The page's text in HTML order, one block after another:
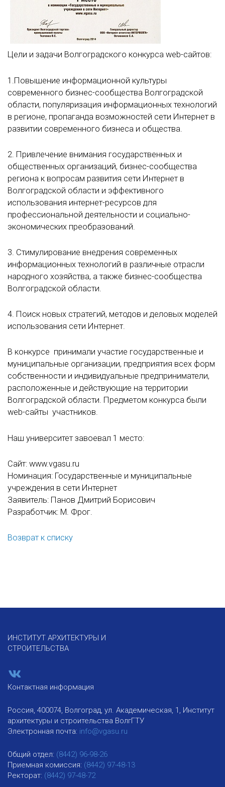
Цели и задачи Волгоградского конкурса web-сайтов:
1.Повышение информационной культуры
современного бизнес-сообщества Волгоградской
области, популяризация информационных технологий
в регионе, пропаганда возможностей сети Интернет в
развитии современного бизнеса и общества.
2. Привлечение внимания государственных и
общественных организаций, бизнес-сообщества
региона к вопросам развития сети Интернет в
Волгоградской области и эффективного
использования интернет-ресурсов для
профессиональной деятельности и социально-
экономических преобразований.
3. Стимулирование внедрения современных
информационных технологий в различные отрасли
народного хозяйства, а также бизнес-сообщества
Волгоградской области.
4. Поиск новых стратегий, методов и деловых моделей
использования сети Интернет.
В конкурсе принимали участие государственные и
муниципальные организации, предприятия всех форм
собственности и индивидуальные предприниматели,
расположенные и действующие на территории
Волгоградской области. Предметом конкурса были
web-сайты участников.
Наш университет завоевал 1 место:
Сайт: www.vgasu.ru
Номинация: Государственные и муниципальные
учреждения в сети Интернет
Заявитель: Панов Дмитрий Борисович
Разработчик: М. Фрог.
Возврат к списку
ИНСТИТУТ АРХИТЕКТУРЫ И
СТРОИТЕЛЬСТВА
Контактная информация
Россия, 400074, Волгоград, ул. Академическая, 1, Институт
архитектуры и строительства ВолгГТУ
Электронная почта: info@vgasu.ru
Общий отдел: (8442) 96-98-26
Приемная комиссия: (8442) 97-48-13
Ректорат: (8442) 97-48-72